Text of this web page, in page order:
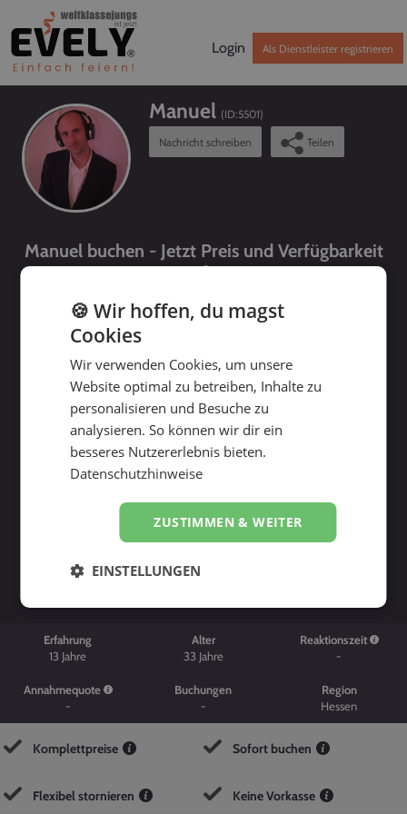
Login Als Dienstleister registrieren
Manuel (ID:5501)
Nachricht schreiben Teilen
Manuel buchen - Jetzt Preis und Verfügbarkeit
prüfen!
bis
Erfahrung
13 Jahre
Alter
33 Jahre
Reaktionszeit
-
Annahmequote
-
Buchungen
-
Region
Hessen
Komplettpreise Sofort buchen
Flexibel stornieren Keine Vorkasse
🍪 Wir hoffen, du magst
Cookies
Wir verwenden Cookies, um unsere
Website optimal zu betreiben, Inhalte zu
personalisieren und Besuche zu
analysieren. So können wir dir ein
besseres Nutzererlebnis bieten.
Datenschutzhinweise
ZUSTIMMEN & WEITER
EINSTELLUNGEN